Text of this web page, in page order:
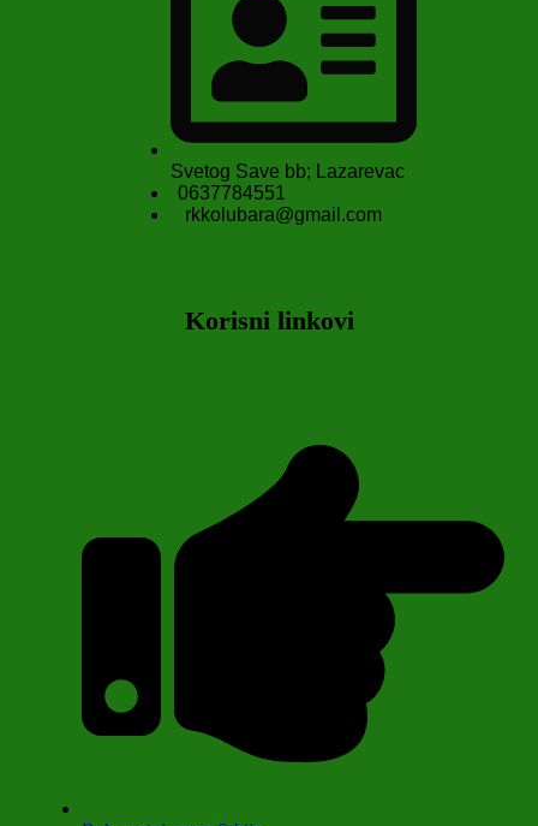
Svetog Save bb; Lazarevac
0637784551
rkkolubara@gmail.com
Korisni linkovi